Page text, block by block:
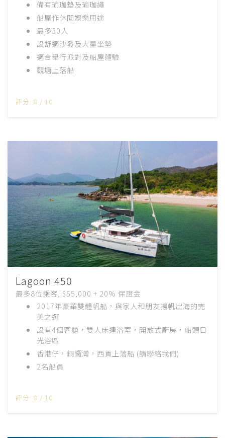
備有瑜珈墊及瑜珈繩
船屋作休閒娛樂用途
最多30人
設舒適沙發及大量坐墊
適合舉行派對及船屋體驗
觀塘上落船
評分: 8 / 10
Lagoon 450
最多8位乘客, $55,000 + 20% 保證金
2017年豪華雙體帆船，與家人和朋友揚帆出海的完
美之選
設有4個客艙，雙人床連浴室，開放式廚房，船頭日
光浴區
香港仔，銅鑼灣，西貢上落船 (請聯絡我們)
2名船員
評分: 8 / 10